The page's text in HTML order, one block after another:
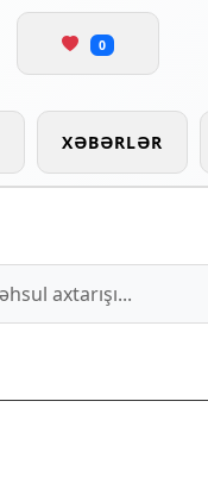
0
XƏBƏRLƏR